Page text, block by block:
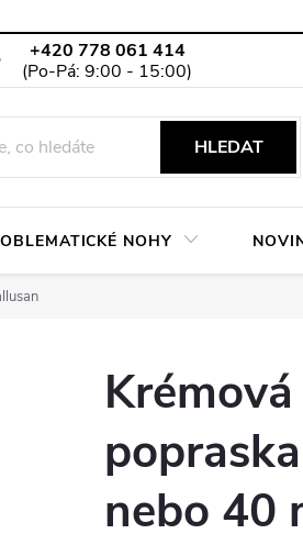
+420 778 061 414
Podmínky ochrany osobních údajů
HLEDAT
NOHY
nebo 40